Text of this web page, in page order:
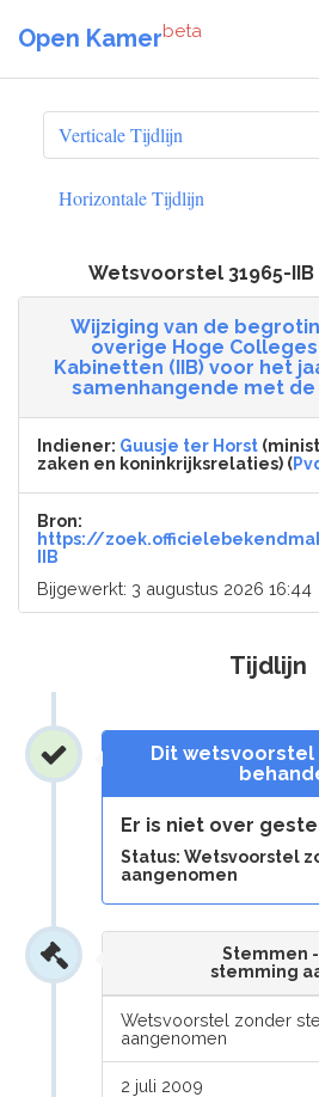
Open Kamerbeta
Verticale Tijdlijn
Horizontale Tijdlijn
Wetsvoorstel 31965-IIB
Wijziging van de
overige Hoge
Kabinetten (IIB) voor het
samenhangende met
Indiener: Guusje ter Horst
zaken en koninkrijksrelaties) (
Bron:
https://
IIB
Bijgewerkt: 3 augustus 2026 16:44
Tijdlijn
Dit wetsvoorstel
Er is niet over
Status: Wetsvoorstel
aangenomen
Stemmen
stemming
Wetsvoorstel zonder
aangenomen
2 juli 2009